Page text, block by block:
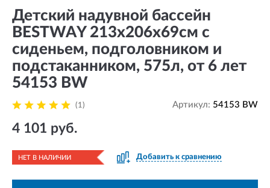
Детский надувной бассейн
BESTWAY 213х206х69см с
сиденьем, подголовником и
подстаканником, 575л, от 6 лет
54153 BW
(1) Артикул: 54153 BW
4 101 руб.
НЕТ В НАЛИЧИИ Добавить к сравнению